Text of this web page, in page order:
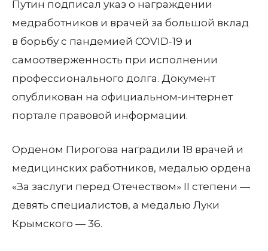
Путин подписал указ о награждении
медработников и врачей за большой вклад
в борьбу с пандемией COVID-19 и
самоотверженность при исполнении
профессионального долга. Документ
опубликован на официальном-интернет
портале правовой информации.
Орденом Пирогова наградили 18 врачей и
медицинских работников, медалью ордена
«За заслуги перед Отечеством» II степени —
девять специалистов, а медалью Луки
Крымского — 36.